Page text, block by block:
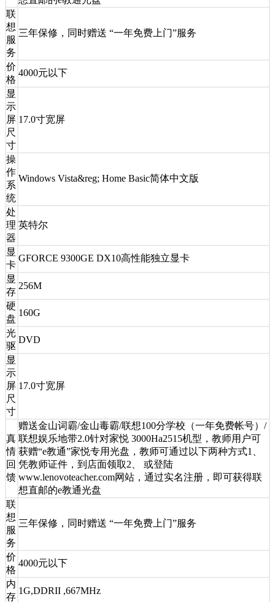
联
想
服
务
三年保修，同时赠送 “一年免费上门”服务
价
格
4000元以下
显
示
屏
尺
寸
17.0寸宽屏
操
作
系
统
Windows Vista&reg; Home Basic简体中文版
处
理
器
英特尔
显
卡
GFORCE 9300GE DX10高性能独立显卡
显
存
256M
硬
盘
160G
光
驱
DVD
显
示
屏
尺
寸
17.0寸宽屏
真
情
回
馈
赠送金山词霸/金山毒霸/联想100分学校（一年免费帐号）/
联想娱乐地带2.0针对家悦 3000Ha2515机型，教师用户可
获赠“e教通”家悦专用光盘，教师可通过以下两种方式1、
凭教师证件，到店面领取2、 或登陆
www.lenovoteacher.com网站，通过实名注册，即可获得联
想直邮的e教通光盘
联
想
服
务
三年保修，同时赠送 “一年免费上门”服务
价
格
4000元以下
内
存
1G,DDRII ,667MHz